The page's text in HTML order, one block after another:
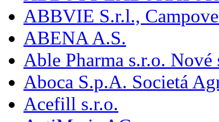
ABBVIE S.r.l.,
ABENA A.S.
Able Pharma s.r.o.
Aboca S.p.A. Societá
Acefill s.r.o.